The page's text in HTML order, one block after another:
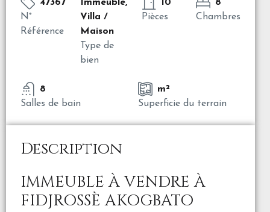
47367
N°
Référence
Immeuble,
Villa /
Maison
Type de
bien
10
Pièces
8
Chambres
8
Salles de bain
m²
Superficie du terrain
Description
IMMEUBLE À VENDRE À
FIDJROSSÈ AKOGBATO